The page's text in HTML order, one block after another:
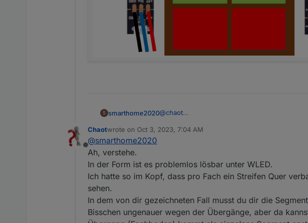
S smarthome2020@chaot
von unten nach oben, auf der rechten Seite
Offline
Chaotwrote on Oct 3, 2023, 7:04 AM
last edited by
@smarthome2020
Ah, verstehe.
In der Form ist es problemlos lösbar unter WLED.
Ich hatte so im Kopf, dass pro Fach ein Streifen Quer
sehen.
In dem von dir gezeichneten Fall musst du dir die
Bisschen ungenauer wegen der Übergänge, aber da